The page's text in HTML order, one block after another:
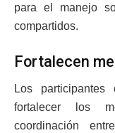
para el manejo
compartidos.
Fortalecen
Los
fortalecer los
coordinación